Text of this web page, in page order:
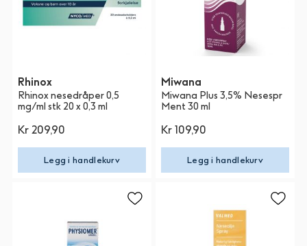
Rhinox
Rhinox nesedråper 0,5
mg/ml stk 20 x 0,3 ml
Kr 209,90
Legg i handlekurv
Miwana
Miwana Plus 3,5% Nesespr
Ment 30 ml
Kr 109,90
Legg i handlekurv